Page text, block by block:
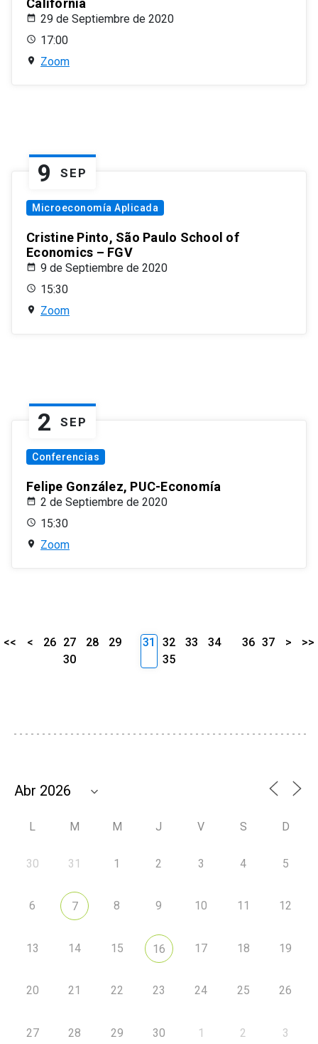
California
29 de Septiembre de 2020
17:00
Zoom
9 SEP
Microeconomía Aplicada
Cristine Pinto, São Paulo School of
Economics – FGV
9 de Septiembre de 2020
15:30
Zoom
2 SEP
Conferencias
Felipe González, PUC-Economía
2 de Septiembre de 2020
15:30
Zoom
<< < 26 27 28
29
30
31 32 33
34
35
36 37 > >>
L M M J V S D
30 31 1 2 3 4 5
6 7 8 9 10 11 12
13 14 15 16 17 18 19
20 21 22 23 24 25 26
27 28 29 30 1 2 3